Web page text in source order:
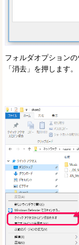
フォルダオプション
「消去」を押します。